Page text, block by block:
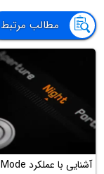
مطالب مرتبط